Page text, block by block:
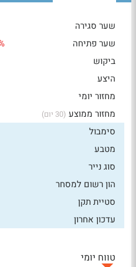
שער סגירה
שער פתיחה
ביקוש
היצע
מחזור יומי
מחזור ממוצע (30 יום)
סימבול
מטבע
סוג נייר
הון רשום למסחר
סטיית תקן
עדכון אחרון
טווח יומי